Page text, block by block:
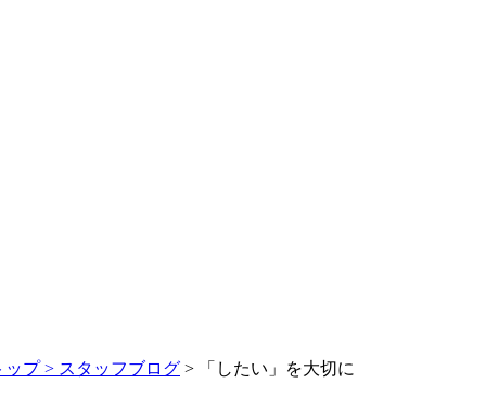
ップ > スタッフブログ > 「したい」を大切に